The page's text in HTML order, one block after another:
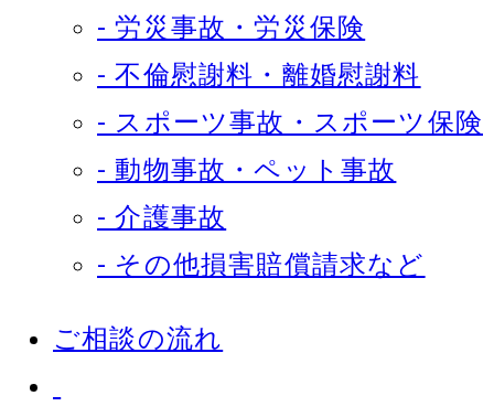
- 労災事故・労災保険
- 不倫慰謝料・離婚慰謝料
- スポーツ事故・スポーツ保険
- 動物事故・ペット事故
- 介護事故
- その他損害賠償請求など
ご相談の流れ